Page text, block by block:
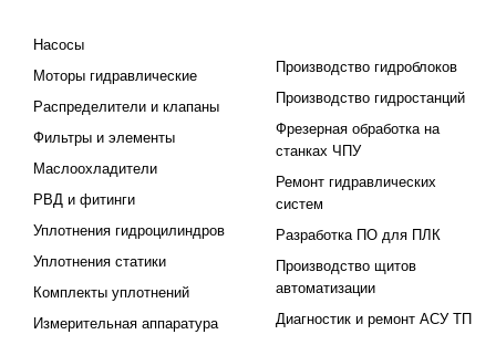
Насосы
Моторы гидравлические
Распределители и клапаны
Фильтры и элементы
Маслоохладители
РВД и фитинги
Уплотнения гидроцилиндров
Уплотнения статики
Комплекты уплотнений
Измерительная аппаратура
Производство гидроблоков
Производство гидростанций
Фрезерная обработка на
станках ЧПУ
Ремонт гидравлических
систем
Разработка ПО для ПЛК
Производство щитов
автоматизации
Диагностик и ремонт АСУ ТП